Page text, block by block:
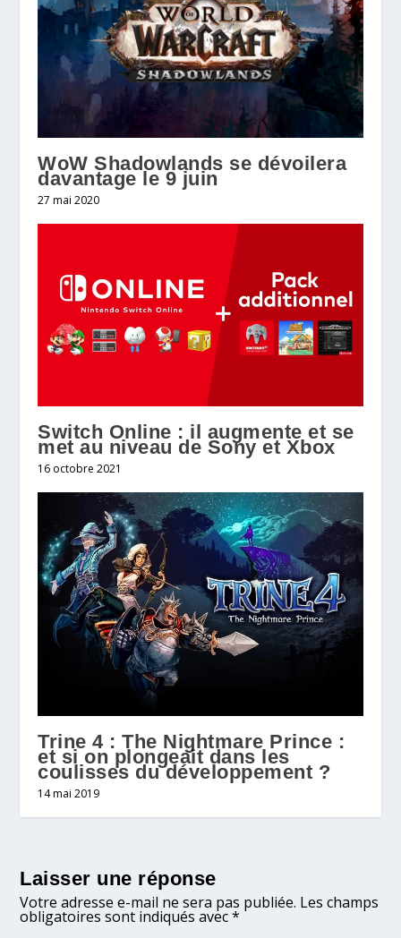
WoW Shadowlands se dévoilera
davantage le 9 juin
27 mai 2020
Switch Online : il augmente et se
met au niveau de Sony et Xbox
16 octobre 2021
Trine 4 : The Nightmare Prince :
et si on plongeait dans les
coulisses du développement ?
14 mai 2019
Laisser une réponse
Votre adresse e-mail ne sera pas publiée. Les champs
obligatoires sont indiqués avec*